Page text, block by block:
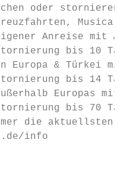
oder stornieren
Musicals,
Anreise mit
bis 10 Tage
Europa & Türkei mit
bis 14 Tage
Europas mit
bis 70
die aktuellsten
info